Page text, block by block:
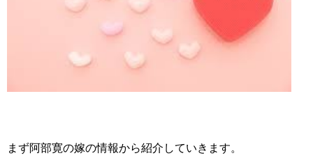
まず阿部寛の嫁の情報から紹介していきます。